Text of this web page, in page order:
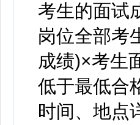
考生的面试
岗位全部考
成绩)×考生
低于最低合
时间、地点